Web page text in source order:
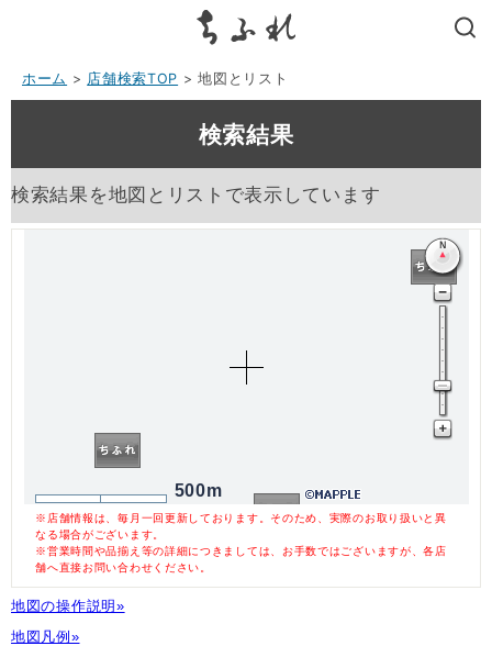
ホーム > 店舗検索TOP > 地図とリスト
検索結果
検索結果を地図とリストで表示しています
500m
※店舗情報は、毎月一回更新しております。そのため、実際のお取り扱いと異
なる場合がございます。
※営業時間や品揃え等の詳細につきましては、お手数ではございますが、各店
舗へ直接お問い合わせください。
地図の操作説明»
地図凡例»